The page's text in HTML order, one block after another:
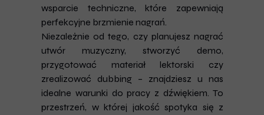
wsparcie techniczne, które zapewniają
perfekcyjne brzmienie nagrań.
Niezależnie od tego, czy planujesz nagrać
utwór muzyczny, stworzyć demo,
przygotować materiał lektorski czy
zrealizować dubbing – znajdziesz u nas
idealne warunki do pracy z dźwiękiem. To
przestrzeń, w której jakość spotyka się z